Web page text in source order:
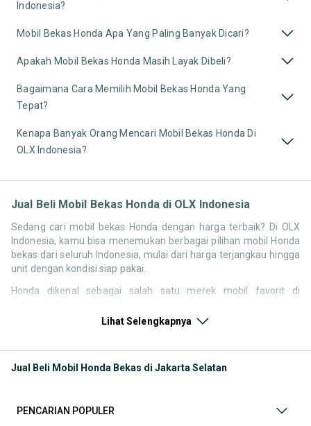
Indonesia?
Mobil Bekas Honda Apa Yang Paling Banyak Dicari?
Apakah Mobil Bekas Honda Masih Layak Dibeli?
Bagaimana Cara Memilih Mobil Bekas Honda Yang
Tepat?
Kenapa Banyak Orang Mencari Mobil Bekas Honda Di
OLX Indonesia?
Jual Beli Mobil Bekas Honda di OLX Indonesia
Sedang cari mobil bekas Honda dengan harga terbaik? Di OLX
Indonesia, kamu bisa menemukan berbagai pilihan mobil Honda
bekas dari seluruh Indonesia, mulai dari harga terjangkau hingga
unit dengan kondisi siap pakai.
Honda dikenal sebagai salah satu merek mobil favorit di
responsif, serta kenyamanan berkendara. Tidak heran jika
Melalui halaman ini, kamu bisa langsung membandingkan
Lihat Selengkapnya
Jual Beli Mobil Honda Bekas di Jakarta Selatan
PENCARIAN POPULER